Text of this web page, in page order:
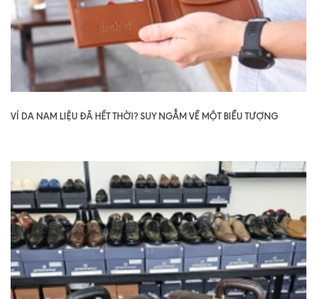
VÍ DA NAM LIỆU ĐÃ HẾT THỜI? SUY NGẪM VỀ MỘT BIỂU TƯỢNG